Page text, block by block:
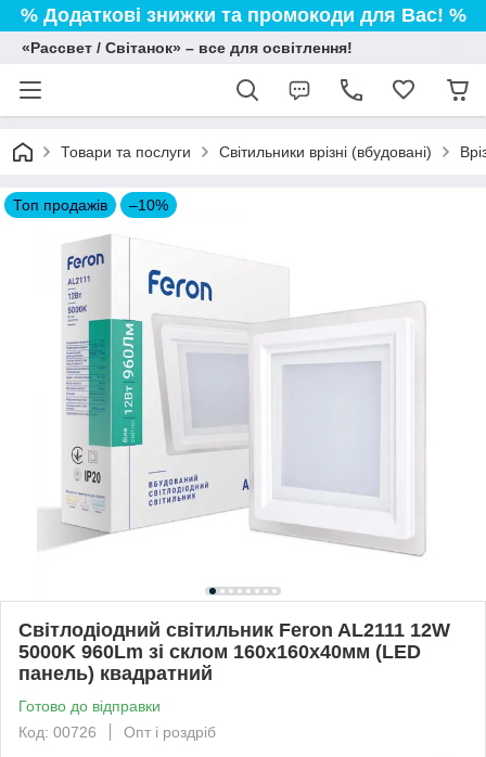
% Додаткові знижки та промокоди для Вас! %
«Рассвет / Світанок» – все для освітлення!
Товари та послуги Світильники врізні (вбудовані)
Топ продажів –10%
Світлодіодний світильник Feron AL2111 12W
5000K 960Lm зі склом 160х160х40мм (LED
панель) квадратний
Готово до відправки
Код: 00726
Опт і роздріб